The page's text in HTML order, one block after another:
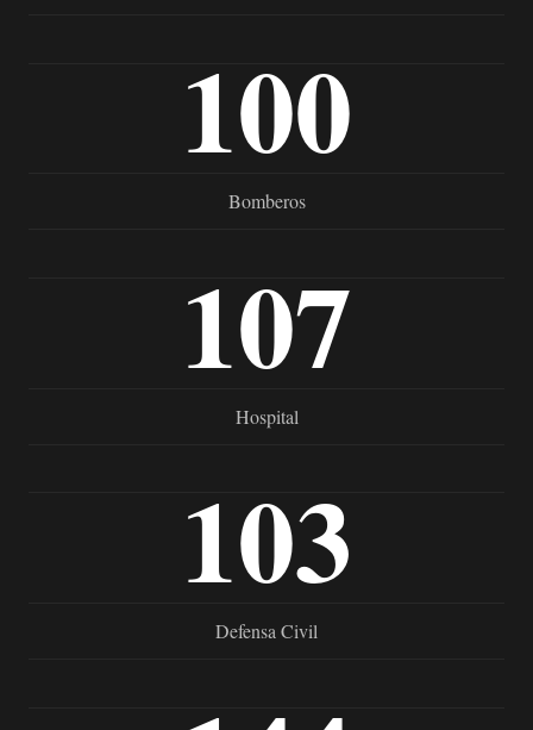
100
Bomberos
107
Hospital
103
Defensa Civil